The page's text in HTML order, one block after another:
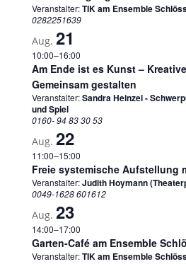
Veranstalter:TIK am Ensemble
0282251639
Aug. 21
10:00–16:00
Am Ende ist es Kunst –
Gemeinsam gestalten
Veranstalter:Sandra Heinzel -
und Spiel
0160- 94 83 30 53
Aug. 22
11:00–15:00
Freie systemische Aufstellung
Veranstalter:Judith Hoymann
0049-1628 601612
Aug. 23
14:00–17:00
Garten-Café am Ensemble
Veranstalter:TIK am Ensemble